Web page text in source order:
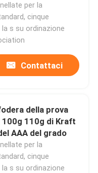
per la
cinque
s su ordinazione
Contattaci
della prova
100g 110g di Kraft
AAA del grado
per la
cinque
s su ordinazione